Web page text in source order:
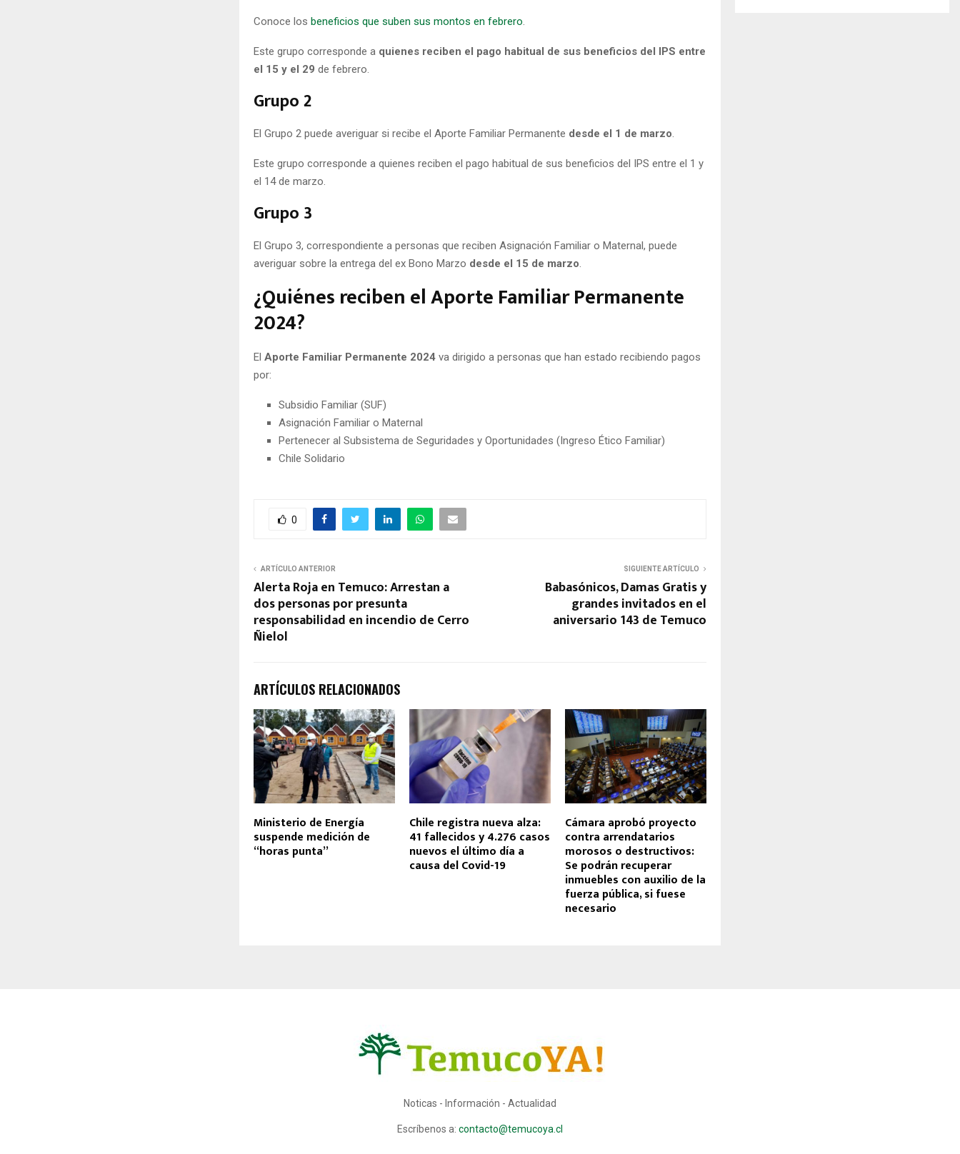
Conoce los beneficios que suben sus montos en febrero
Este grupo corresponde a quienes reciben el pago habitual de sus beneficios del IPS entre
el 15 y el 29 de febrero.
Grupo 2
El Grupo 2 puede averiguar si recibe el Aporte Familiar Permanente desde el 1 de marzo
Este grupo corresponde a quienes reciben el pago habitual de sus beneficios del IPS entre el 1 y
el 14 de marzo.
Grupo 3
El Grupo 3, correspondiente a personas que reciben Asignación Familiar o Maternal, puede
averiguar sobre la entrega del ex Bono Marzo desde el 15 de marzo
¿Quiénes reciben el Aporte Familiar Permanente
2024?
El Aporte Familiar Permanente 2024 va dirigido a personas que han estado recibiendo pagos
por:
Subsidio Familiar (SUF)
Asignación Familiar o Maternal
Pertenecer al Subsistema de Seguridades y Oportunidades (Ingreso Ético Familiar)
Chile Solidario
0
ARTÍCULO ANTERIOR
Alerta Roja en Temuco: Arrestan a
dos personas por presunta
responsabilidad en incendio de Cerro
Ñielol
SIGUIENTE ARTÍCULO
Babasónicos, Damas Gratis y
grandes invitados en el
aniversario 143 de Temuco
ARTÍCULOS RELACIONADOS
Ministerio de Energía
suspende medición de
“horas punta”
Chile registra nueva alza:
41 fallecidos y 4.276 casos
nuevos el último día a
causa del Covid-19
Cámara aprobó proyecto
contra arrendatarios
morosos o destructivos:
Se podrán recuperar
inmuebles con auxilio de la
fuerza pública, si fuese
necesario
Noticas - Información - Actualidad
Escríbenos a: contacto@temucoya.cl